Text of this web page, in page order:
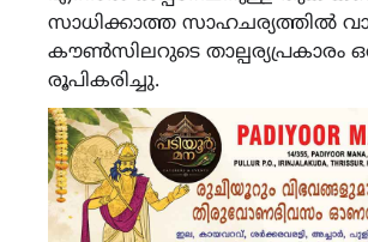
സാധിക്കാത്ത സാഹചര്യത്തിൽ
കൗൺസിലറുടെ താല്പര്യപ്രകാരം
രൂപികരിച്ചു.